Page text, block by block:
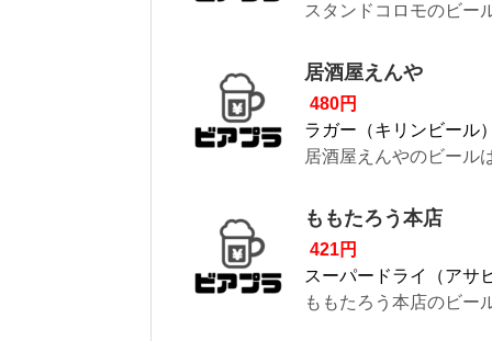
スタンドコロモのビー
居酒屋えんや
480円
ラガー（キリンビール
居酒屋えんやのビール
ももたろう本店
421円
スーパードライ（アサ
ももたろう本店のビー